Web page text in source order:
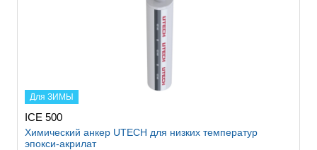
Для ЗИМЫ
ICE 500
Химический анкер UTECH для низких температур
эпокси-акрилат